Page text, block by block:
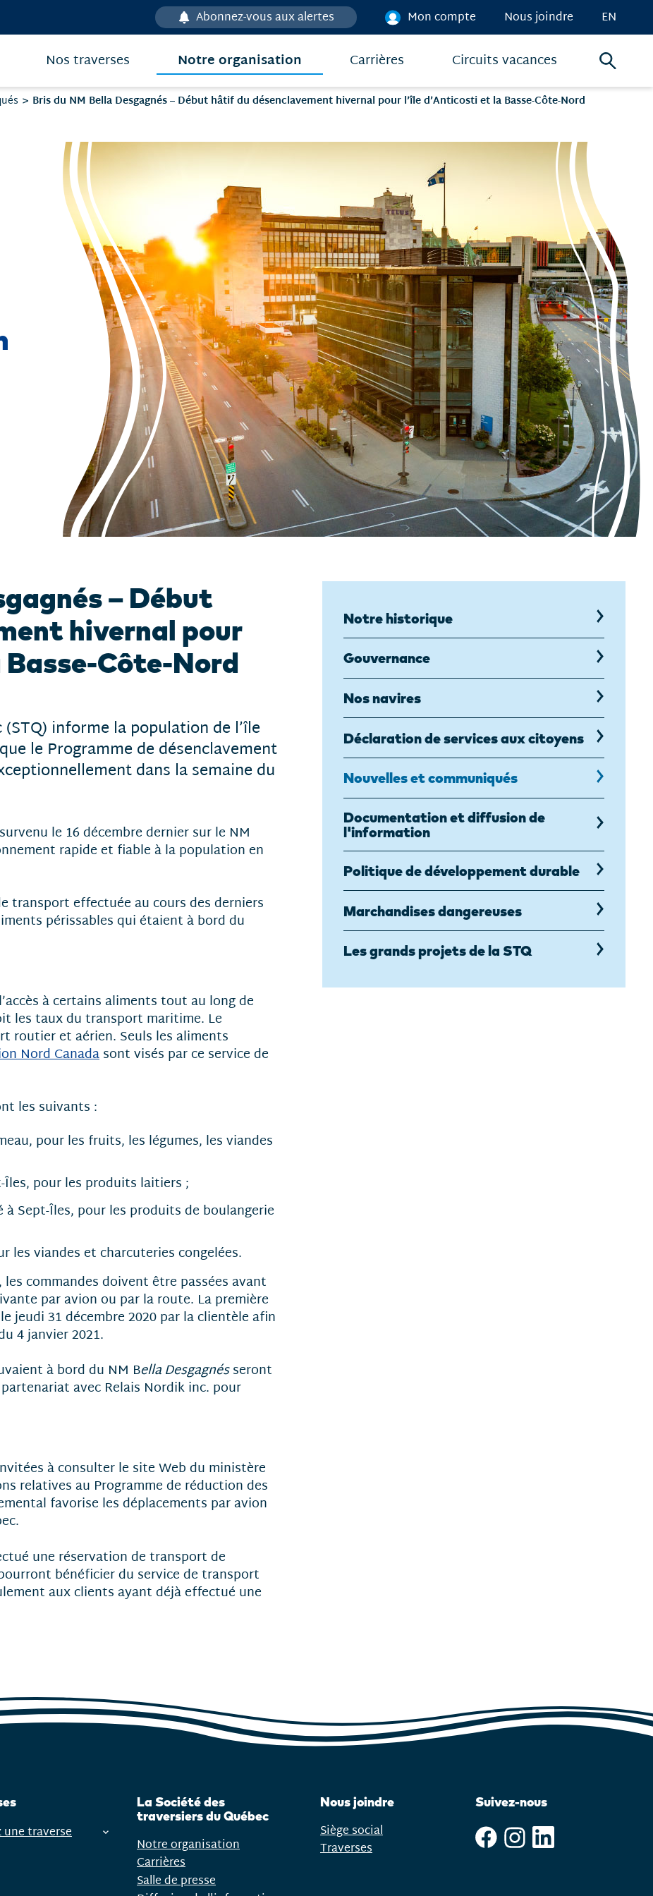
Abonnez-vous aux alertes Mon compte Nous joindre EN
Nos traverses Notre organisation Carrières
Circuits vacances
Bris du NM Bella Desgagnés – Début hâtif du désenclavement hivernal pour l’île d’Anticosti et la Basse-Côte-Nord
– Début
hivernal pour
Côte-Nord
informe la population de l’île
le Programme de désenclavement
dans la semaine du
le 16 décembre dernier sur le NM
rapide et fiable à la population en
transport effectuée au cours des derniers
périssables qui étaient à bord du
à certains aliments tout au long de
les taux du transport maritime. Le
routier et aérien. Seuls les aliments
Nord Canada sont visés par ce service de
les suivants :
pour les fruits, les légumes, les viandes
pour les produits laitiers ;
Sept-Îles, pour les produits de boulangerie
les viandes et charcuteries congelées.
commandes doivent être passées avant
par avion ou par la route. La première
jeudi 31 décembre 2020 par la clientèle afin
4 janvier 2021.
à bord du NM Bella Desgagnésseront
avec Relais Nordik inc. pour
à consulter le site Web du ministère
relatives au Programme de réduction des
favorise les déplacements par avion
une réservation de transport de
bénéficier du service de transport
aux clients ayant déjà effectué une
Notre historique
Gouvernance
Nos navires
Déclaration de services aux citoyens
Nouvelles et communiqués
Documentation et diffusion de
l'information
Politique de développement durable
Marchandises dangereuses
Les grands projets de la STQ
une traverse
La Société des
traversiers du Québec
Notre organisation
Carrières
Salle de presse
Nous joindre
Siège social
Traverses
Suivez-nous